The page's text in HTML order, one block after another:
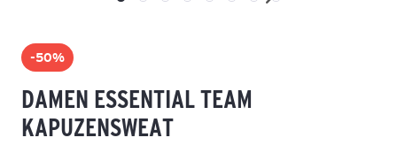
-50%
DAMEN ESSENTIAL TEAM
KAPUZENSWEAT